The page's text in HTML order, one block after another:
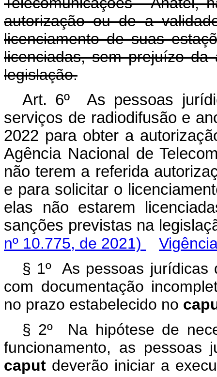
autorização ou de a
licenciamento de suas
licenciadas, sem prejuízo da
legislação.
Art. 6º As pessoas
serviços de radiodifusão e
2022 para obter a
Agência Nacional de
não terem a referida
e para solicitar o
elas não estarem
sanções previstas na
nº 10.775, de 2021)
§ 1º As pessoas jurídicas
com documentação
no prazo estabelecido no
§ 2º Na hipótese de
funcionamento, as pessoas
caput deverão iniciar a